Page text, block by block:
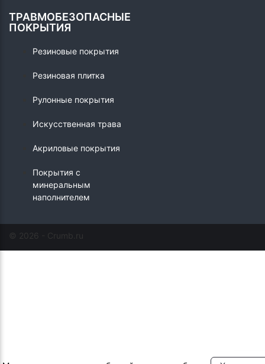
ТРАВМОБЕЗОПАСНЫЕ
ПОКРЫТИЯ
Резиновые покрытия
Резиновая плитка
Рулонные покрытия
Искусственная трава
Акриловые покрытия
Покрытия с
минеральным
наполнителем
© 2026 - Crumb.ru